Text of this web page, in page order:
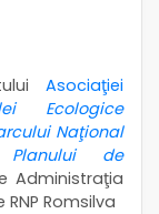
Asociaţiei
Ecologice
Naţional
Planului de
Administraţia
Romsilva